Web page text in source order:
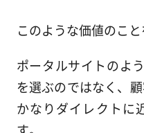
このような価値のこと
ポータルサイトのよ
を選ぶのではなく、
かなりダイレクトに